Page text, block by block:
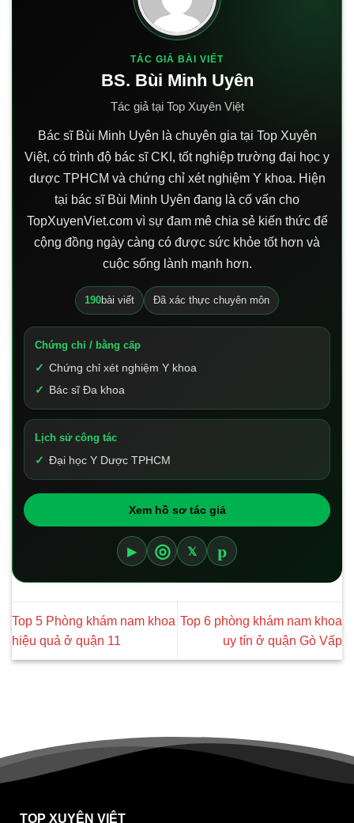
TÁC GIẢ BÀI VIẾT
BS. Bùi Minh Uyên
Tác giả tại Top Xuyên Việt
Bác sĩ Bùi Minh Uyên là chuyên gia tại Top Xuyên
Việt, có trình độ bác sĩ CKI, tốt nghiệp trường đại học y
dược TPHCM và chứng chỉ xét nghiệm Y khoa. Hiện
tại bác sĩ Bùi Minh Uyên đang là cố vấn cho
TopXuyenViet.com vì sự đam mê chia sẻ kiến thức để
cộng đồng ngày càng có được sức khỏe tốt hơn và
cuộc sống lành mạnh hơn.
190bài viết Đã xác thực chuyên môn
Chứng chỉ / bằng cấp
Chứng chỉ xét nghiệm Y khoa
Bác sĩ Đa khoa
Lịch sử công tác
Đại học Y Dược TPHCM
Xem hồ sơ tác giả
▶ ◎ 𝕏 p
Top 5 Phòng khám nam khoa
hiệu quả ở quận 11
Top 6 phòng khám nam khoa
uy tín ở quận Gò Vấp
TOP XUYÊN VIỆT